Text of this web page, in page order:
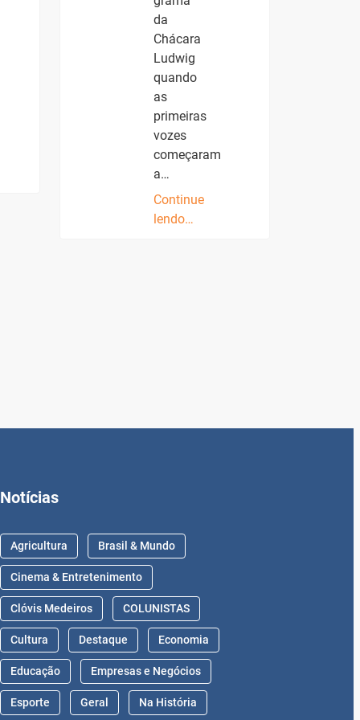
da
Chácara
Ludwig
quando
as
primeiras
vozes
começaram
a…
Continue
lendo…
Notícias
Agricultura Brasil & Mundo
Cinema & Entretenimento
Clóvis Medeiros COLUNISTAS
Cultura Destaque Economia
Educação Empresas e Negócios
Esporte Geral Na História